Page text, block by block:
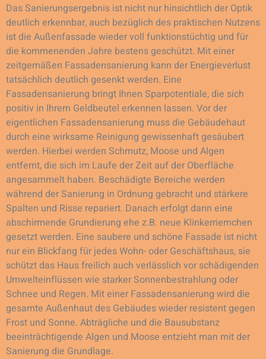
Das Sanierungsergebnis ist nicht nur hinsichtlich der Optik
deutlich erkennbar, auch bezüglich des praktischen Nutzens
ist die Außenfassade wieder voll funktionstüchtig und für
die kommenenden Jahre bestens geschützt. Mit einer
zeitgemäßen Fassadensanierung kann der Energieverlust
tatsächlich deutlich gesenkt werden. Eine
Fassadensanierung bringt Ihnen Sparpotentiale, die sich
positiv in Ihrem Geldbeutel erkennen lassen. Vor der
eigentlichen Fassadensanierung muss die Gebäudehaut
durch eine wirksame Reinigung gewissenhaft gesäubert
werden. Hierbei werden Schmutz, Moose und Algen
entfernt, die sich im Laufe der Zeit auf der Oberfläche
angesammelt haben. Beschädigte Bereiche werden
während der Sanierung in Ordnung gebracht und stärkere
Spalten und Risse repariert. Danach erfolgt dann eine
abschirmende Grundierung ehe z.B. neue Klinkerriemchen
gesetzt werden. Eine saubere und schöne Fassade ist nicht
nur ein Blickfang für jedes Wohn- oder Geschäftshaus, sie
schützt das Haus freilich auch verlässlich vor schädigenden
Umwelteinflüssen wie starker Sonnenbestrahlung oder
Schnee und Regen. Mit einer Fassadensanierung wird die
gesamte Außenhaut des Gebäudes wieder resistent gegen
Frost und Sonne. Abträgliche und die Bausubstanz
beeinträchtigende Algen und Moose entzieht man mit der
Sanierung die Grundlage.